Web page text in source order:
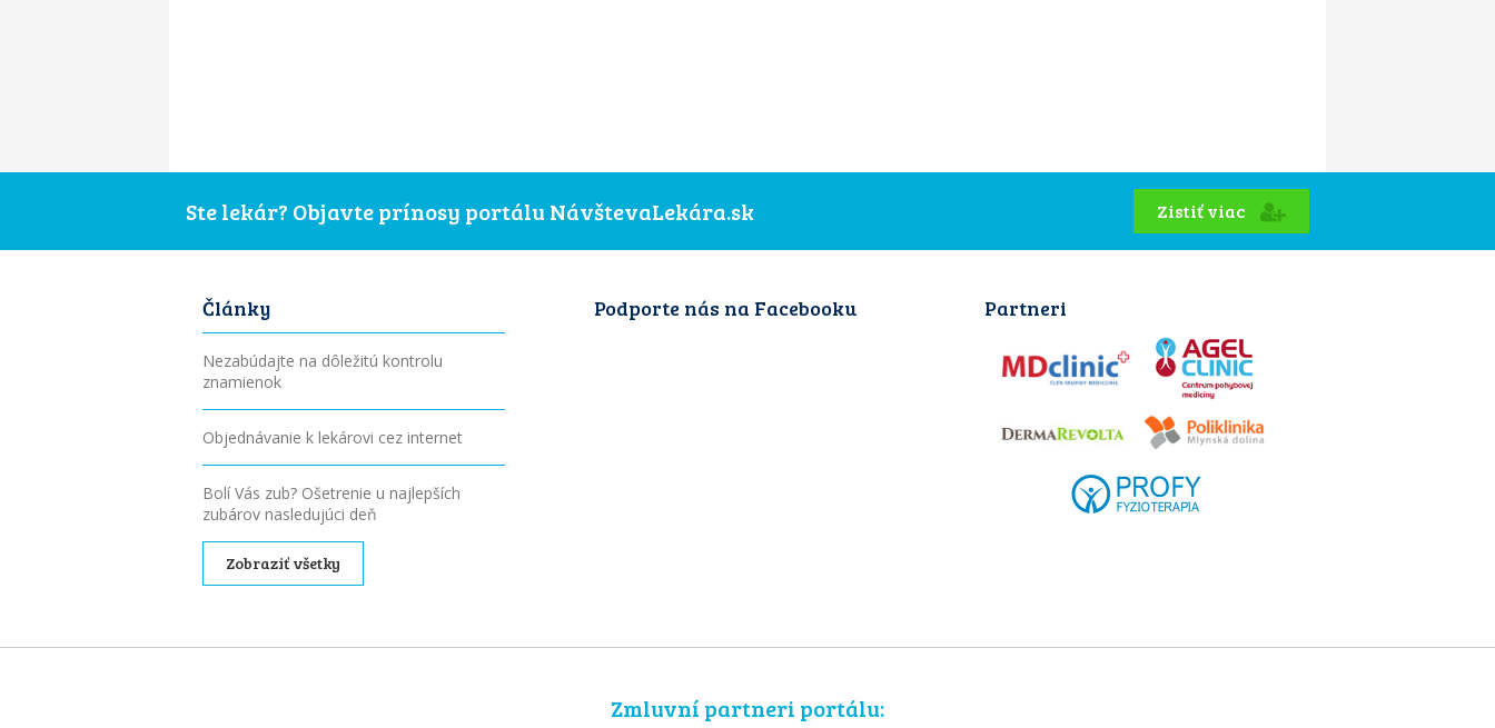
Ste lekár? Objavte prínosy portálu NávštevaLekára.sk Zistiť viac
Články
Nezabúdajte na dôležitú kontrolu
znamienok
Objednávanie k lekárovi cez internet
Bolí Vás zub? Ošetrenie u najlepších
zubárov nasledujúci deň
Zobraziť všetky
Podporte nás na Facebooku Partneri
Zmluvní partneri portálu: